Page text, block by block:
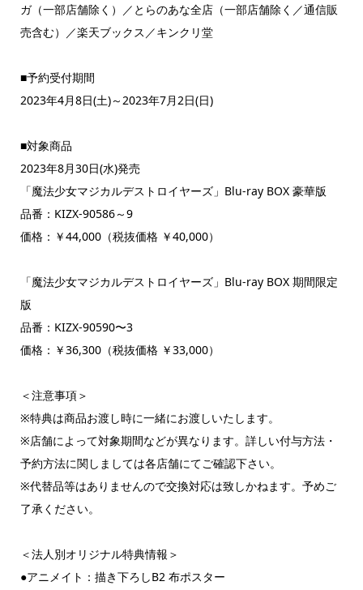
ガ（一部店舗除く）／とらのあな全店（一部店舗除く／通信販
売含む）／楽天ブックス／キンクリ堂
■予約受付期間
2023年4月8日(土)～2023年7月2日(日)
■対象商品
2023年8月30日(水)発売
「魔法少女マジカルデストロイヤーズ」Blu-ray BOX 豪華版
品番：KIZX-90586～9
価格：￥44,000（税抜価格 ￥40,000）
「魔法少女マジカルデストロイヤーズ」Blu-ray BOX 期間限定
版
品番：KIZX-90590〜3
価格：￥36,300（税抜価格 ￥33,000）
＜注意事項＞
※特典は商品お渡し時に一緒にお渡しいたします。
※店舗によって対象期間などが異なります。詳しい付与方法・
予約方法に関しましては各店舗にてご確認下さい。
※代替品等はありませんので交換対応は致しかねます。予めご
了承ください。
＜法人別オリジナル特典情報＞
●アニメイト：描き下ろしB2 布ポスター